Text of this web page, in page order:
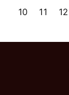
10 11 12